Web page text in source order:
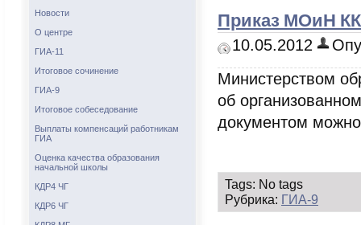
Приказ МОиН
10.05.2012
Министерством
об
документом
Tags: No tags
Рубрика: ГИА-9
Новости
О центре
ГИА-11
Итоговое сочинение
ГИА-9
Итоговое собеседование
Выплаты компенсаций работникам
ГИА
Оценка качества образования
начальной школы
КДР4 ЧГ
КДР6 ЧГ